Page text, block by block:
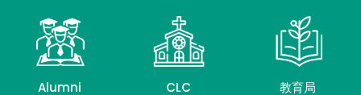
Alumni CLC 教育局